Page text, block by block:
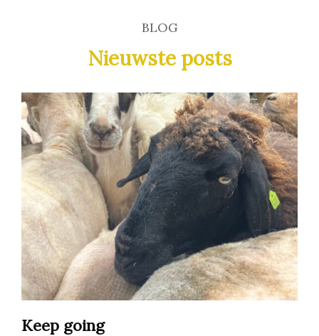
BLOG
Nieuwste posts
Keep going